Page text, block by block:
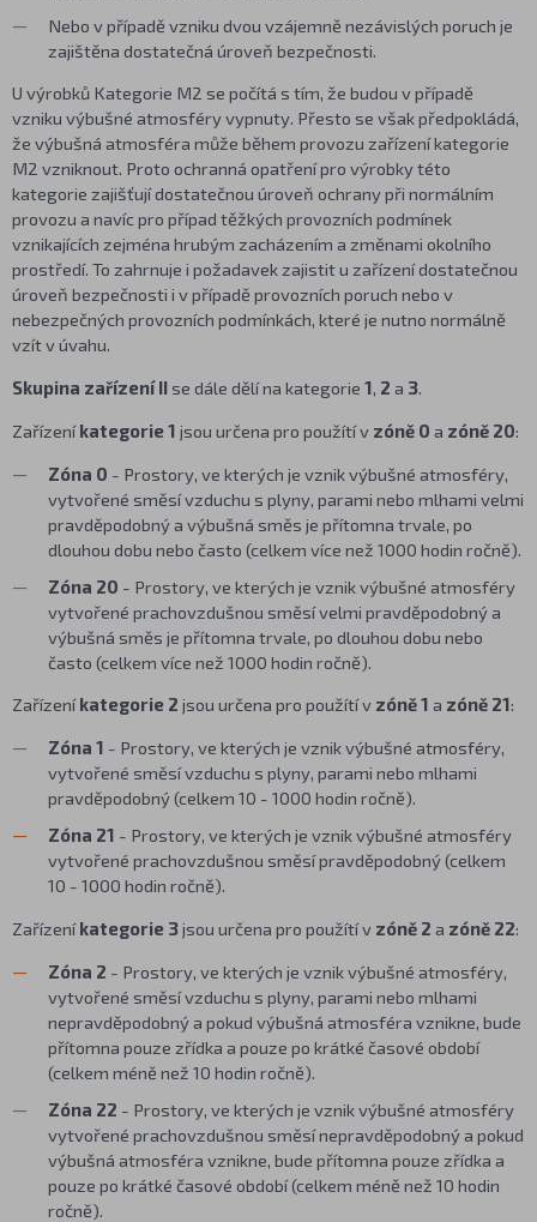
Nebo v případě vzniku dvou vzájemně nezávislých poruch je
zajištěna dostatečná úroveň bezpečnosti.
U výrobků Kategorie M2 se počítá s tím, že budou v případě
vzniku výbušné atmosféry vypnuty. Přesto se však předpokládá,
že výbušná atmosféra může během provozu zařízení kategorie
M2 vzniknout. Proto ochranná opatření pro výrobky této
kategorie zajišťují dostatečnou úroveň ochrany při normálním
provozu a navíc pro případ těžkých provozních podmínek
vznikajících zejména hrubým zacházením a změnami okolního
prostředí. To zahrnuje i požadavek zajistit u zařízení dostatečnou
úroveň bezpečnosti i v případě provozních poruch nebo v
nebezpečných provozních podmínkách, které je nutno normálně
vzít v úvahu.
Skupina zařízení II se dále dělí na kategorie 1, 2 a 3.
Zařízeníkategorie 1 jsou určena pro použítí v zóně 0 a zóně 20:
Zóna 0 - Prostory, ve kterých je vznik výbušné atmosféry,
vytvořené směsí vzduchu s plyny, parami nebo mlhami velmi
pravděpodobný a výbušná směs je přítomna trvale, po
dlouhou dobu nebo často (celkem více než 1000 hodin ročně).
Zóna 20 - Prostory, ve kterých je vznik výbušné atmosféry
vytvořené prachovzdušnou směsí velmi pravděpodobný a
výbušná směs je přítomna trvale, po dlouhou dobu nebo
často (celkem více než 1000 hodin ročně).
Zařízeníkategorie 2 jsou určena pro použítí v zóně 1 a zóně 21:
Zóna 1 - Prostory, ve kterých je vznik výbušné atmosféry,
vytvořené směsí vzduchu s plyny, parami nebo mlhami
pravděpodobný (celkem 10 - 1000 hodin ročně).
Zóna 21 - Prostory, ve kterých je vznik výbušné atmosféry
vytvořené prachovzdušnou směsí pravděpodobný (celkem
10 - 1000 hodin ročně).
Zařízeníkategorie 3jsou určena pro použítí v zóně 2 a zóně 22:
Zóna 2 - Prostory, ve kterých je vznik výbušné atmosféry,
vytvořené směsí vzduchu s plyny, parami nebo mlhami
nepravděpodobný a pokud výbušná atmosféra vznikne, bude
přítomna pouze zřídka a pouze po krátké časové období
(celkem méně než 10 hodin ročně).
Zóna 22 - Prostory, ve kterých je vznik výbušné atmosféry
vytvořené prachovzdušnou směsí nepravděpodobný a pokud
výbušná atmosféra vznikne, bude přítomna pouze zřídka a
pouze po krátké časové období (celkem méně než 10 hodin
ročně).